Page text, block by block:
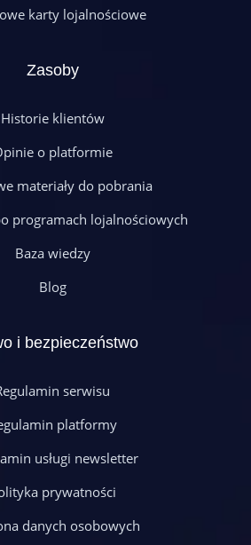
karty lojalnościowe
Zasoby
Historie klientów
o platformie
materiały do pobrania
programach lojalnościowych
Baza wiedzy
Blog
i bezpieczeństwo
serwisu
platformy
usługi newsletter
prywatności
danych osobowych